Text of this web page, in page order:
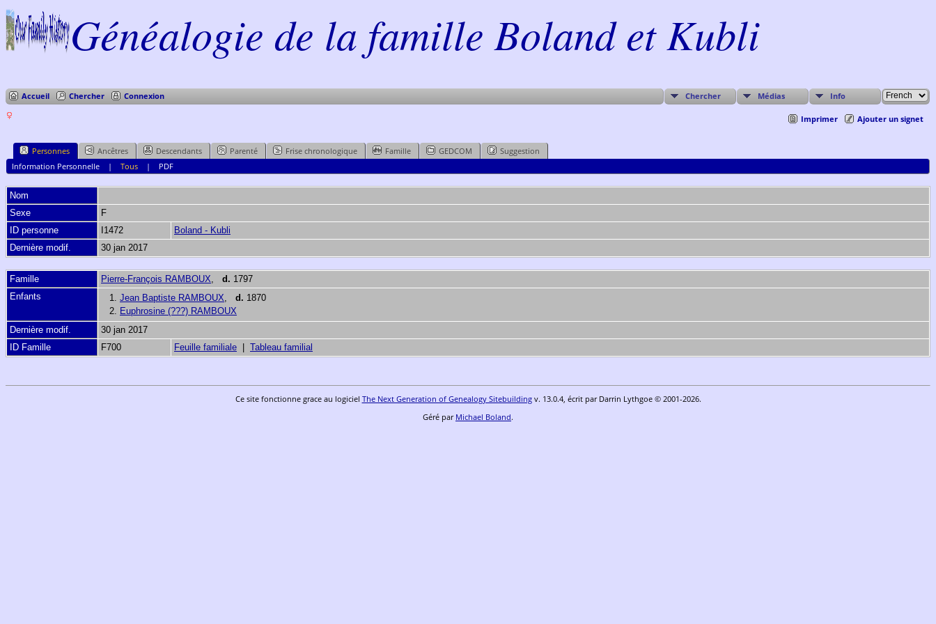
Généalogie de la famille Boland et Kubli
Accueil Chercher Connexion Chercher Médias Info
Imprimer Ajouter un signet
Personnes Ancêtres Descendants Parenté Frise chronologique Famille GEDCOM
Suggestion
Information Personnelle| Tous| PDF
Nom
Sexe
F
ID personne
I1472
Boland - Kubli
Dernière modif.
30 jan 2017
Famille Pierre-François RAMBOUX, d. 1797
Enfants
1. Jean Baptiste RAMBOUX, d. 1870
2. Euphrosine (???) RAMBOUX
Dernière modif.
30 jan 2017
ID Famille
F700 Feuille familiale Tableau familial
Ce site fonctionne grace au logiciel The Next Generation of Genealogy Sitebuildingv. 13.0.4, écrit par Darrin Lythgoe © 2001-2026.
Géré par Michael Boland.